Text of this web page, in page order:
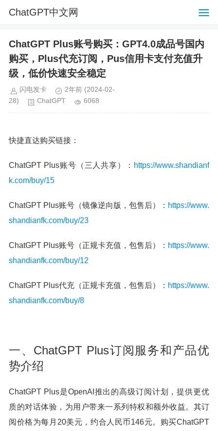
ChatGPT中文网
ChatGPT Plus账号购买：GPT4.0成品号国内
购买，Plus代充订阅，Pus信用卡支付充值升
级，低价快速安全稳定
闪电发卡 2年前 (2024-02-
28)
ChatGPT 6068
快捷直达购买链接：
ChatGPT Plus账号（三人共享）： https://www.shandianf
k.com/buy/15
ChatGPT Plus账号（镜像逆向版，包售后）： https://www.
shandianfk.com/buy/23
ChatGPT Plus账号（正规卡充值，包售后）： https://www.
shandianfk.com/buy/12
ChatGPT Plus代充（正规卡充值，包售后）： https://www.
shandianfk.com/buy/8
一、ChatGPT Plus订阅服务和产品优
势介绍
ChatGPT Plus是OpenAI推出的高级订阅计划，提供更优
质的对话体验，为用户带来一系列特权和额外收益。其订
阅价格为每月20美元，约合人民币146元。购买ChatGPT